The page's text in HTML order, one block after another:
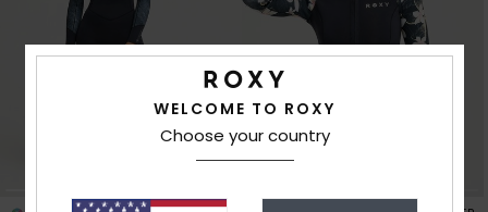
WELCOME TO ROXY
Choose your country